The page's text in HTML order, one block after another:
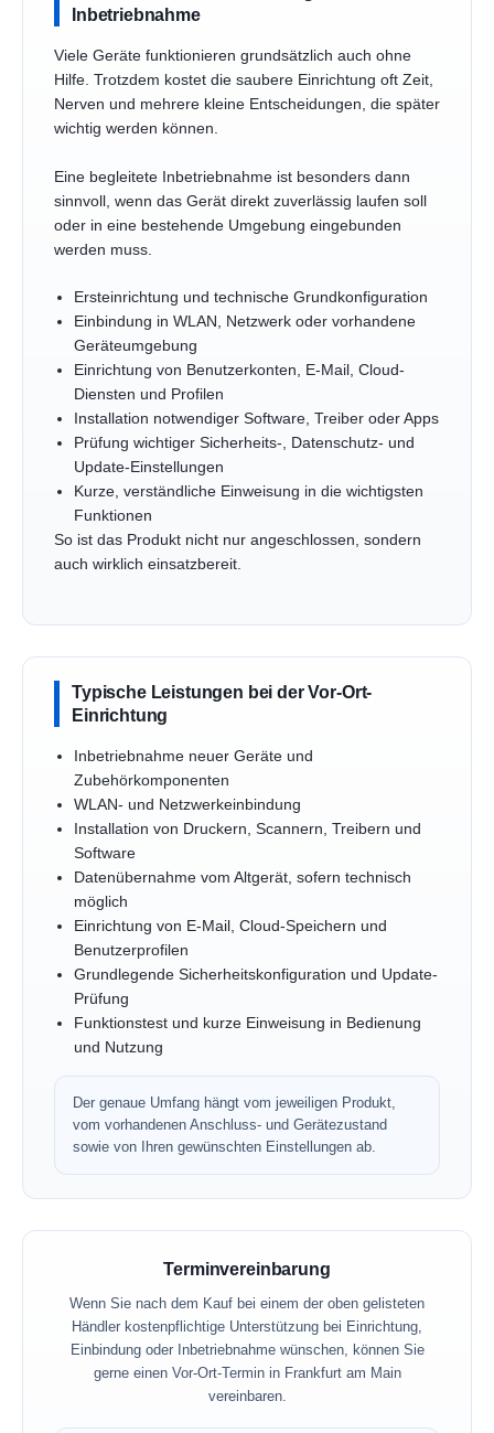
Inbetriebnahme
Viele Geräte funktionieren grundsätzlich auch ohne
Hilfe. Trotzdem kostet die saubere Einrichtung oft Zeit,
Nerven und mehrere kleine Entscheidungen, die später
wichtig werden können.
Eine begleitete Inbetriebnahme ist besonders dann
sinnvoll, wenn das Gerät direkt zuverlässig laufen soll
oder in eine bestehende Umgebung eingebunden
werden muss.
Ersteinrichtung und technische Grundkonfiguration
Einbindung in WLAN, Netzwerk oder vorhandene
Geräteumgebung
Einrichtung von Benutzerkonten, E-Mail, Cloud-
Diensten und Profilen
Installation notwendiger Software, Treiber oder Apps
Prüfung wichtiger Sicherheits-, Datenschutz- und
Update-Einstellungen
Kurze, verständliche Einweisung in die wichtigsten
Funktionen
So ist das Produkt nicht nur angeschlossen, sondern
auch wirklich einsatzbereit.
Typische Leistungen bei der Vor-Ort-
Einrichtung
Inbetriebnahme neuer Geräte und
Zubehörkomponenten
WLAN- und Netzwerkeinbindung
Installation von Druckern, Scannern, Treibern und
Software
Datenübernahme vom Altgerät, sofern technisch
möglich
Einrichtung von E-Mail, Cloud-Speichern und
Benutzerprofilen
Grundlegende Sicherheitskonfiguration und Update-
Prüfung
Funktionstest und kurze Einweisung in Bedienung
und Nutzung
Der genaue Umfang hängt vom jeweiligen Produkt,
vom vorhandenen Anschluss- und Gerätezustand
sowie von Ihren gewünschten Einstellungen ab.
Terminvereinbarung
Wenn Sie nach dem Kauf bei einem der oben gelisteten
Händler kostenpflichtige Unterstützung bei Einrichtung,
Einbindung oder Inbetriebnahme wünschen, können Sie
gerne einen Vor-Ort-Termin in Frankfurt am Main
vereinbaren.